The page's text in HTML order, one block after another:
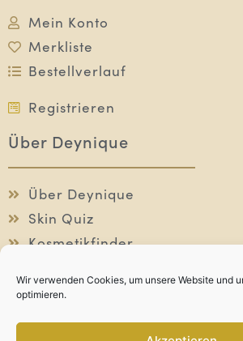
Wir verwenden Cookies, um unsere Website und
optimieren.
Mein Konto
Merkliste
Bestellverlauf
Registrieren
Über Deynique
Über Deynique
Skin Quiz
Kosmetikfinder